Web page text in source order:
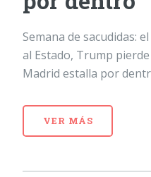
Semana de sacudidas:
al Estado, Trump
Madrid estalla por
VER MÁS